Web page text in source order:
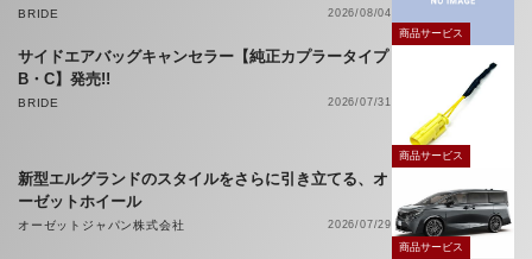
BRIDE
2026/08/04
商品サービス
サイドエアバッグキャンセラー【純正カプラータイプ
B・C】発売!!
BRIDE 2026/07/31
商品サービス
新型エルグランドのスタイルをさらに引き立てる、オ
ーゼットホイール
オーゼットジャパン株式会社
2026/07/29
商品サービス